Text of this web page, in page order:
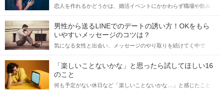
恋人を作れるかどうかは、婚活イベントにかかわらず職場や飲み
てアプローチできるかにも左右されます。 これから恋人作りを本
格的に始めようとしている方は、女性が異性を求めて出すサイン
をしっかりと理解し、正しい行動に移せるかどうかが重要。 この
記事では、女性が話しかけて欲しい時に出すサインとその心理を
合にどのような行動に繋げるべきかをご紹介していきます。
男性から送るLINEでのデートの誘い方！OKをもら
いやすいメッセージのコツは？
気になる女性と出会い、メッセージのやり取りを続けてく中で
しかし、中には「どう誘ったらいいの？」とお困りの男性もいら
っしゃるのではないでしょうか。 そこで今回は、男性から女性へ
送るLINEでのデートの誘い方のコツをご紹介します。例文も混じ
えながら解説するので、ぜひ参考にしてください。
「楽しいことないかな」と思ったら試してほしい16
のこと
何も予定がない休日など「楽しいことないかな…」と感じたこと